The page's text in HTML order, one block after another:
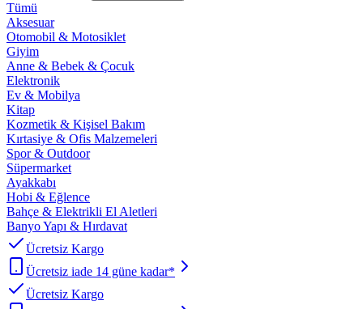
Tümü
Aksesuar
Otomobil & Motosiklet
Giyim
Anne & Bebek & Çocuk
Elektronik
Ev & Mobilya
Kitap
Kozmetik & Kişisel Bakım
Kırtasiye & Ofis Malzemeleri
Spor & Outdoor
Süpermarket
Ayakkabı
Hobi & Eğlence
Bahçe & Elektrikli El Aletleri
Banyo Yapı & Hırdavat
Ücretsiz Kargo
Ücretsiz iade 14 güne kadar*
Ücretsiz Kargo